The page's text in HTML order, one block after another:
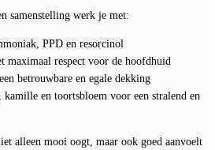
samenstelling werk je met:
PPD en resorcinol
maximaal respect voor de hoofdhuid
betrouwbare en egale dekking
kamille en toortsbloem voor een stralend en
alleen mooi oogt, maar ook goed aanvoelt